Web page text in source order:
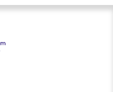
der Justiz und für den